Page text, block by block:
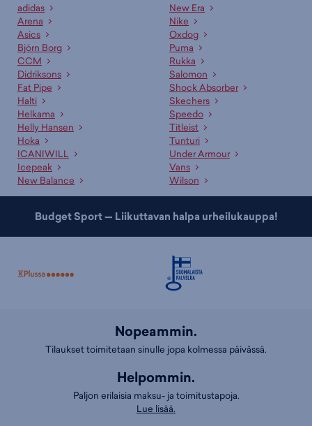
adidas
Arena
Asics
Björn Borg
CCM
Didriksons
Fat Pipe
Halti
Helkama
Helly Hansen
Hoka
ICANIWILL
Icepeak
New Balance
New Era
Nike
Oxdog
Puma
Rukka
Salomon
Shock Absorber
Skechers
Speedo
Titleist
Tunturi
Under Armour
Vans
Wilson
Budget Sport — Liikuttavan halpa urheilukauppa!
Nopeammin.
Tilaukset toimitetaan sinulle jopa kolmessa päivässä.
Helpommin.
Paljon erilaisia maksu- ja toimitustapoja.
Lue lisää.